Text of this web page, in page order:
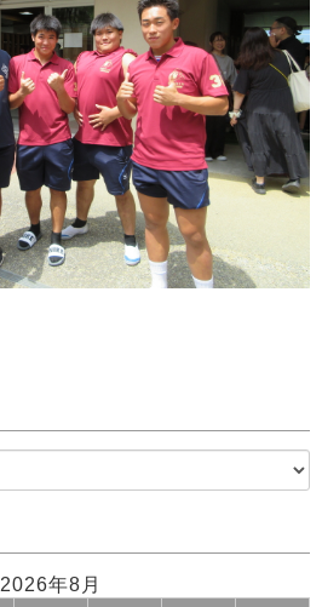
2026年8月